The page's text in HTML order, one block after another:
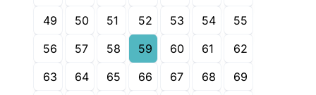
49
50 51 52 53 54
55
56
57 58 59 60 61
62
63
64 65 66 67 68
69